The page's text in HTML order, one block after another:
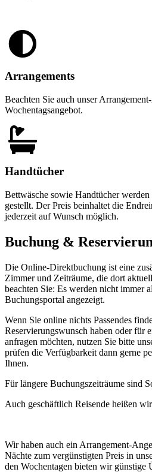
Arrangements
Beachten Sie auch unser
Wochentagsangebot.
Handtücher
Bettwäsche sowie Handtücher
gestellt. Der Preis beinhaltet die
jederzeit auf Wunsch möglich.
Buchung &
Die Online-Direktbuchung ist eine
Zimmer und Zeiträume, die dort
beachten Sie: Es werden nicht immer
Buchungsportal angezeigt.
Wenn Sie online nichts Passendes
Reservierungswunsch haben oder für
anfragen möchten, nutzen Sie bitte
prüfen die Verfügbarkeit dann gerne
Ihnen.
Für längere Buchungszeiträume sind
Auch geschäftlich Reisende heißen
Wir haben auch ein Arrangement-
Nächte zum vergünstigten Preis in
den Wochentagen bieten wir günstige